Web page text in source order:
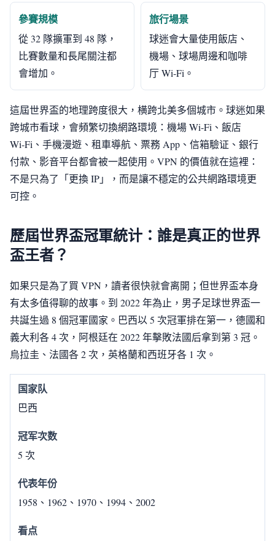
參賽規模
從 32 隊擴軍到 48 隊，
比賽數量和長尾關注都
會增加。
旅行場景
球迷會大量使用飯店、
機場、球場周邊和咖啡
厅 Wi‑Fi。
這屆世界盃的地理跨度很大，横跨北美多個城市。球迷如果
跨城市看球，會頻繁切換網路環境：機場 Wi‑Fi、飯店
Wi‑Fi、手機漫遊、租車導航、票務 App、信箱驗证、銀行
付款、影音平台都會被一起使用。VPN 的價值就在這裡：
不是只為了「更換 IP」，而是讓不穩定的公共網路環境更
可控。
歷屆世界盃冠軍統计：誰是真正的世界
盃王者？
如果只是為了買 VPN，讀者很快就會离開；但世界盃本身
有太多值得聊的故事。到 2022 年為止，男子足球世界盃一
共誕生過 8 個冠軍國家。巴西以 5 次冠軍排在第一，德國和
義大利各 4 次，阿根廷在 2022 年擊敗法國后拿到第 3 冠。
烏拉圭、法國各 2 次，英格蘭和西班牙各 1 次。
巴西
5 次
1958、1962、1970、1994、2002